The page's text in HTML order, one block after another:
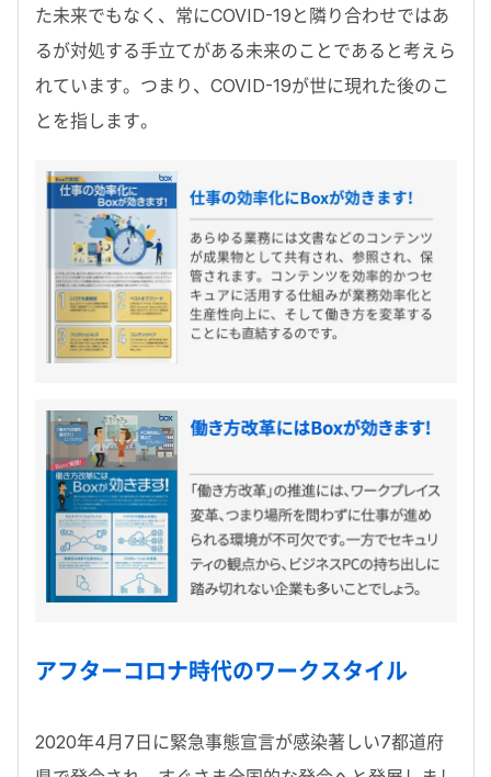
た未来でもなく、常にCOVID-19と隣り合わせではあ
るが対処する手立てがある未来のことであると考えら
れています。つまり、COVID-19が世に現れた後のこ
とを指します。
アフターコロナ時代のワークスタイル
2020年4月7日に緊急事態宣言が感染著しい7都道府